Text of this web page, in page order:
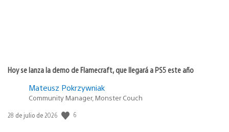
Hoy se lanza la demo de Flamecraft, que llegará a PS5 este año
Mateusz Pokrzywniak
Community Manager, Monster Couch
Fecha
28 de julio de 2026 6